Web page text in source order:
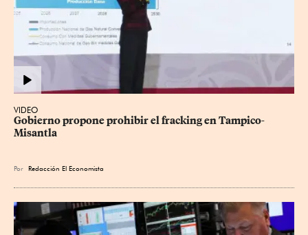
VIDEO
Gobierno propone prohibir el fracking en Tampico-
Misantla
Por Redacción El Economista